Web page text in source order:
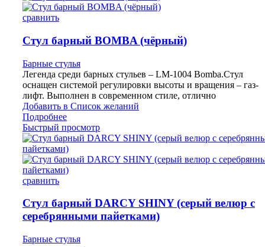
сравнить
Стул барный BOMBA (чёрный)
Барные стулья
Легенда среди барных стульев – LM-1004 Bomba.Cтул
оснащен системой регулировки высоты и вращения – газ-
лифт. Выполнен в современном стиле, отлично
Добавить в Список желаний
Подробнее
Быстрый просмотр
сравнить
Стул барный DARCY SHINY (серый велюр с
серебрянными пайетками)
Барные стулья